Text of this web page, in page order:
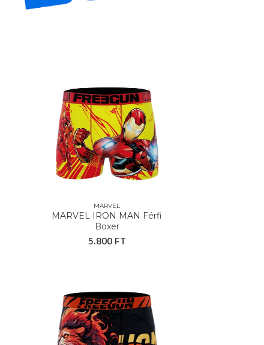
MARVEL
MARVEL IRON MAN Férfi
Boxer
5.800 FT